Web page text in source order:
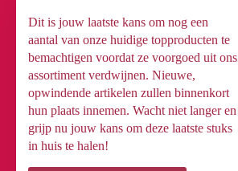
Dit is jouw laatste kans om nog een
aantal van onze huidige topproducten te
bemachtigen voordat ze voorgoed uit ons
assortiment verdwijnen. Nieuwe,
opwindende artikelen zullen binnenkort
hun plaats innemen. Wacht niet langer en
grijp nu jouw kans om deze laatste stuks
in huis te halen!